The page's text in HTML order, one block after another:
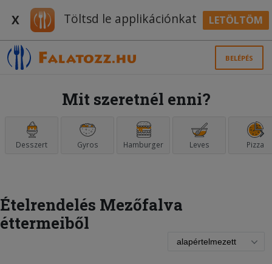
X Töltsd le applikációnkat LETÖLTÖM
BELÉPÉS
Mit szeretnél enni?
Desszert Gyros Hamburger Leves Pizza
Ételrendelés Mezőfalva
éttermeiből